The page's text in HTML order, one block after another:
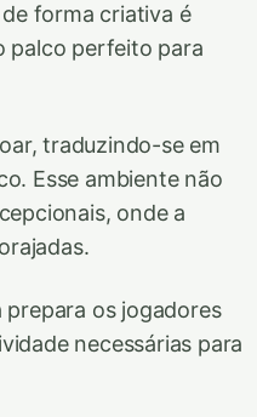
forma criativa é
palco perfeito para
traduzindo-se em
Esse ambiente não
onde a
prepara os jogadores
necessárias para